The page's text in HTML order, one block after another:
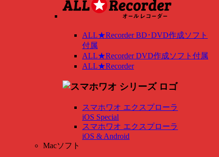
ALL★Recorder BD･DVD作成ソフト
付属
ALL★Recorder DVD作成ソフト付属
ALL★Recorder
スマホワオ エクスプローラ
iOS Special
スマホワオ エクスプローラ
iOS & Android
Macソフト